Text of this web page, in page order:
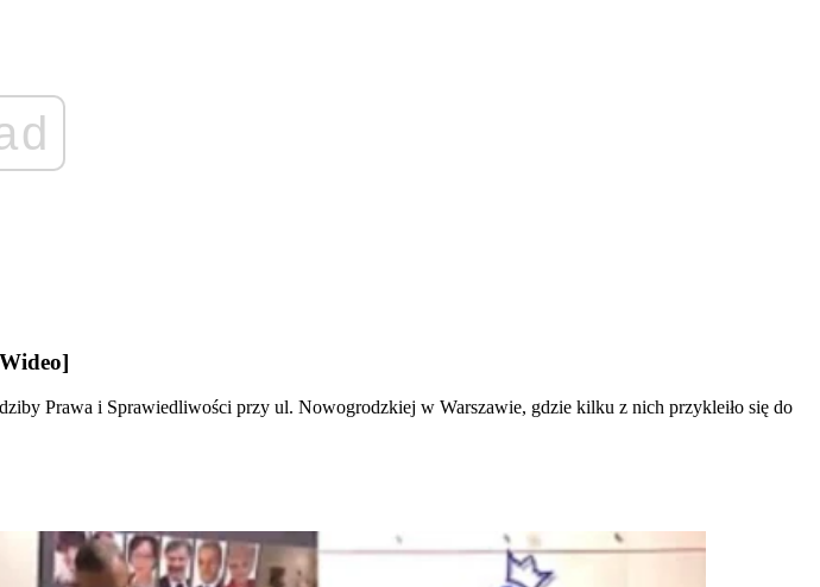
Prawa i Sprawiedliwości przy ul. Nowogrodzkiej w Warszawie, gdzie kilku z nich przykleiło się do